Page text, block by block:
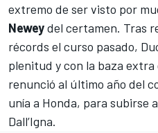
extremo de ser visto por
Neweydel certamen. Tras
récords el curso pasado,
plenitud y con la baza extra
renunció al último año del
unía a Honda, para subirse
Dall’Igna.